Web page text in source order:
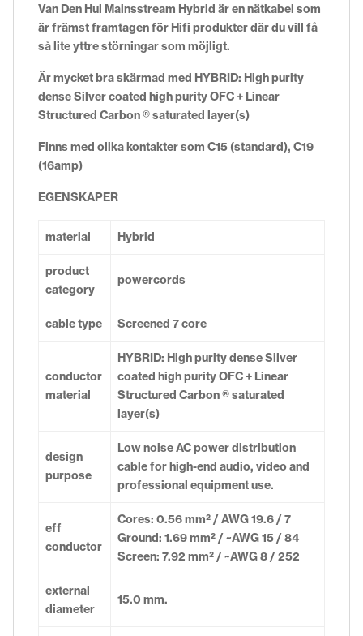
Van Den Hul Mainsstream Hybrid är en nätkabel som
är främst framtagen för Hifi produkter där du vill få
så lite yttre störningar som möjligt.
Är mycket bra skärmad med HYBRID: High purity
dense Silver coated high purity OFC + Linear
Structured Carbon ® saturated layer(s)
Finns med olika kontakter som C15 (standard), C19
(16amp)
EGENSKAPER
material Hybrid
product
category
powercords
cable type Screened 7 core
conductor
material
HYBRID: High purity dense Silver
coated high purity OFC + Linear
Structured Carbon ® saturated
layer(s)
design
purpose
Low noise AC power distribution
cable for high-end audio, video and
professional equipment use.
eff
conductor
Cores: 0.56 mm² / AWG 19.6 / 7
Ground: 1.69 mm² / ~AWG 15 / 84
Screen: 7.92 mm² / ~AWG 8 / 252
external
diameter
15.0 mm.